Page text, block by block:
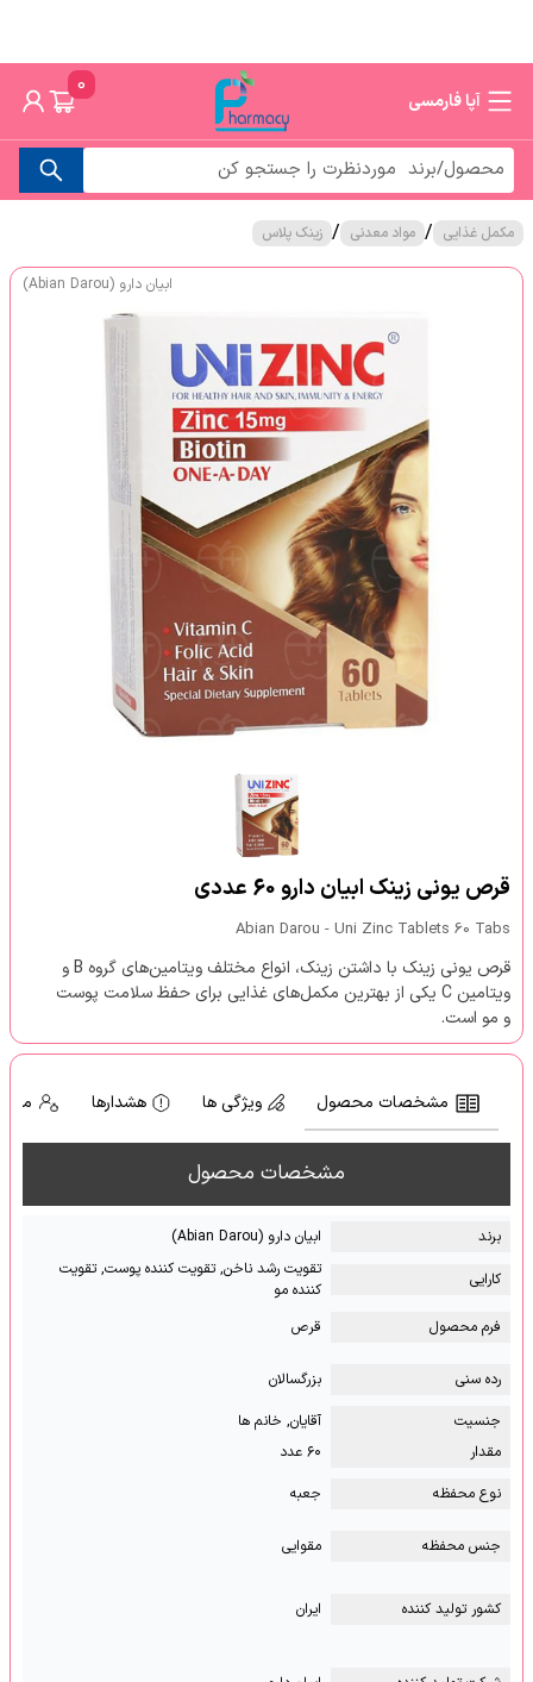
آپا فارمسی
0
مکمل غذایی / مواد معدنی / زینک پلاس
ابیان دارو (Abian Darou)
قرص یونی زینک ابیان دارو 60 عددی
Abian Darou - Uni Zinc Tablets 60 Tabs
قرص یونی زینک با داشتن زینک، انواع مختلف ویتامین‌های گروه B و
ویتامین C یکی از بهترین مکمل‌های غذایی برای حفظ سلامت پوست
و مو است.
مشخصات محصول ویژگی ها هشدارها
مشخصات محصول
برند
ابیان دارو (Abian Darou)
کارایی
تقویت رشد ناخن, تقویت کننده پوست, تقویت
کننده مو
فرم محصول
قرص
رده سنی
بزرگسالان
جنسیت
آقایان, خانم ها
مقدار
۶۰ عدد
نوع محفظه
جعبه
جنس محفظه مقوایی
کشور تولید کننده ایران